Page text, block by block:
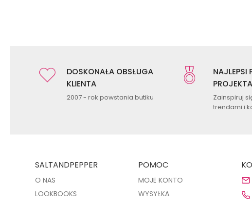
DOSKONAŁA OBSŁUGA
KLIENTA
2007 - rok powstania butiku
NAJLEPSI
Zainspiruj
trendami i
SALTANDPEPPER
O NAS
LOOKBOOKS
POMOC
MOJE KONTO
WYSYŁKA